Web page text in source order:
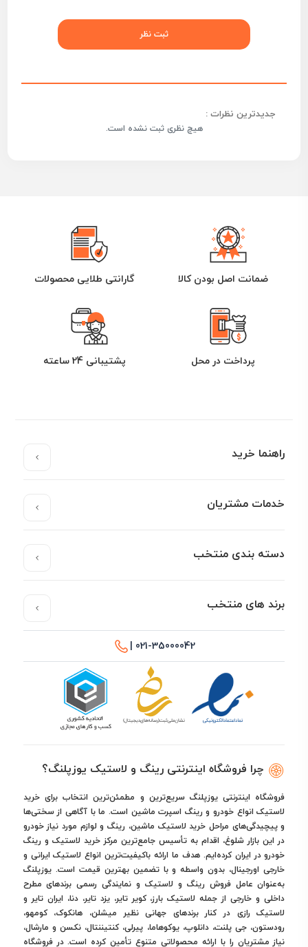
جدیدترین نظرات :
هیچ نظری ثبت نشده است.
ضمانت اصل بودن کالا گارانتی طلایی محصولات
پرداخت در محل پشتیبانی 24 ساعته
راهنما خرید
خدمات مشتریان
دسته بندی منتخب
برند های منتخب
021-35000042 |
چرا فروشگاه اینترنتی رینگ و لاستیک یوزپلنگ؟
فروشگاه اینترنتی یوزپلنگ سریع‌ترین و مطمئن‌ترین انتخاب برای خرید
لاستیک انواع خودرو و رینگ اسپرت ماشین است. ما با آگاهی از سختی‌ها
و پیچیدگی‌های مراحل خرید لاستیک ماشین، رینگ و لوازم مورد نیاز خودرو
در این بازار شلوغ، اقدام به تأسیس جامع‌ترین مرکز خرید لاستیک و رینگ
خودرو در ایران کرده‌ایم. هدف ما ارائه باکیفیت‌ترین انواع لاستیک ایرانی و
خارجی اورجینال، بدون واسطه و با تضمین بهترین قیمت است. یوزپلنگ
به‌عنوان عامل فروش رینگ و لاستیک و نمایندگی رسمی برندهای مطرح
داخلی و خارجی از جمله لاستیک بارز، کویر تایر، یزد تایر، دنا، ایران تایر و
لاستیک رازی در کنار برندهای جهانی نظیر میشلن، هانکوک، کومهو،
رودستون، جی پلنت، دانلوپ، یوکوهاما، پیرلی، کنتیننتال، نکسن و مارشال،
نیاز مشتریان را با ارائه محصولاتی متنوع تأمین کرده است. در فروشگاه